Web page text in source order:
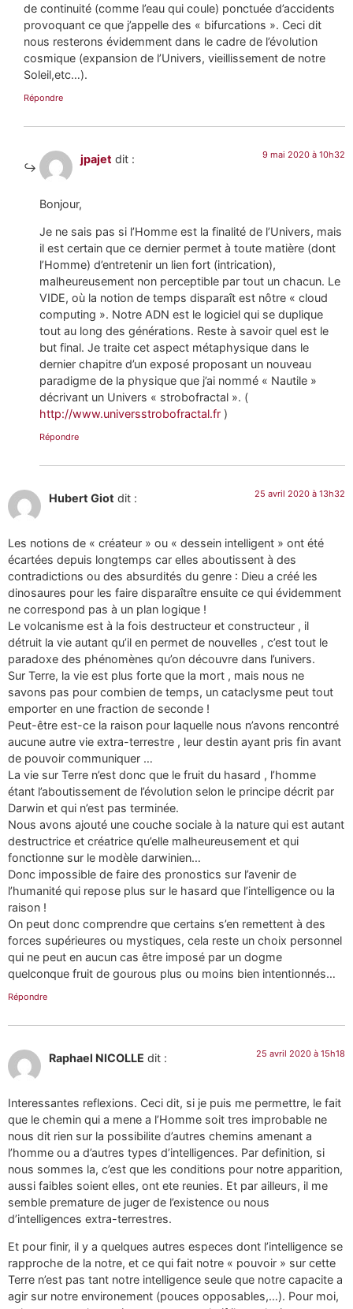
de continuité (comme l’eau qui coule) ponctuée d’accidents
provoquant ce que j’appelle des « bifurcations ». Ceci dit
nous resterons évidemment dans le cadre de l’évolution
cosmique (expansion de l’Univers, vieillissement de notre
Soleil,etc…).
Répondre
jpajet dit : 9 mai 2020 à 10h32
Bonjour,
Je ne sais pas si l’Homme est la finalité de l’Univers, mais
il est certain que ce dernier permet à toute matière (dont
l’Homme) d’entretenir un lien fort (intrication),
malheureusement non perceptible par tout un chacun. Le
VIDE, où la notion de temps disparaît est nôtre « cloud
computing ». Notre ADN est le logiciel qui se duplique
tout au long des générations. Reste à savoir quel est le
but final. Je traite cet aspect métaphysique dans le
dernier chapitre d’un exposé proposant un nouveau
paradigme de la physique que j’ai nommé « Nautile »
décrivant un Univers « strobofractal ». (
http://www.universstrobofractal.fr )
Répondre
Hubert Giot dit : 25 avril 2020 à 13h32
Les notions de « créateur » ou « dessein intelligent » ont été
écartées depuis longtemps car elles aboutissent à des
contradictions ou des absurdités du genre : Dieu a créé les
dinosaures pour les faire disparaître ensuite ce qui évidemment
ne correspond pas à un plan logique !
Le volcanisme est à la fois destructeur et constructeur , il
détruit la vie autant qu’il en permet de nouvelles , c’est tout le
paradoxe des phénomènes qu’on découvre dans l’univers.
Sur Terre, la vie est plus forte que la mort , mais nous ne
savons pas pour combien de temps, un cataclysme peut tout
emporter en une fraction de seconde !
Peut-être est-ce la raison pour laquelle nous n’avons rencontré
aucune autre vie extra-terrestre , leur destin ayant pris fin avant
de pouvoir communiquer …
La vie sur Terre n’est donc que le fruit du hasard , l’homme
étant l’aboutissement de l’évolution selon le principe décrit par
Darwin et qui n’est pas terminée.
Nous avons ajouté une couche sociale à la nature qui est autant
destructrice et créatrice qu’elle malheureusement et qui
fonctionne sur le modèle darwinien…
Donc impossible de faire des pronostics sur l’avenir de
l’humanité qui repose plus sur le hasard que l’intelligence ou la
raison !
On peut donc comprendre que certains s’en remettent à des
forces supérieures ou mystiques, cela reste un choix personnel
qui ne peut en aucun cas être imposé par un dogme
quelconque fruit de gourous plus ou moins bien intentionnés…
Répondre
Raphael NICOLLE dit : 25 avril 2020 à 15h18
Interessantes reflexions. Ceci dit, si je puis me permettre, le fait
que le chemin qui a mene a l’Homme soit tres improbable ne
nous dit rien sur la possibilite d’autres chemins amenant a
l’homme ou a d’autres types d’intelligences. Par definition, si
nous sommes la, c’est que les conditions pour notre apparition,
aussi faibles soient elles, ont ete reunies. Et par ailleurs, il me
semble premature de juger de l’existence ou nous
d’intelligences extra-terrestres.
Et pour finir, il y a quelques autres especes dont l’intelligence se
rapproche de la notre, et ce qui fait notre « pouvoir » sur cette
Terre n’est pas tant notre intelligence seule que notre capacite a
agir sur notre environement (pouces opposables,…). Pour moi,